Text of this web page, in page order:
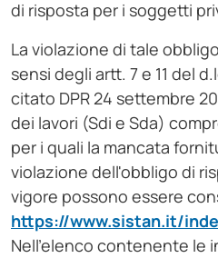
di risposta per i soggetti
La violazione di tale
sensi degli artt. 7 e 11 del
citato DPR 24 settembre
dei lavori (Sdi e Sda)
per i quali la mancata
violazione dell'obbligo di
vigore possono essere
https://www.sistan.it/
Nell’elenco contenente le